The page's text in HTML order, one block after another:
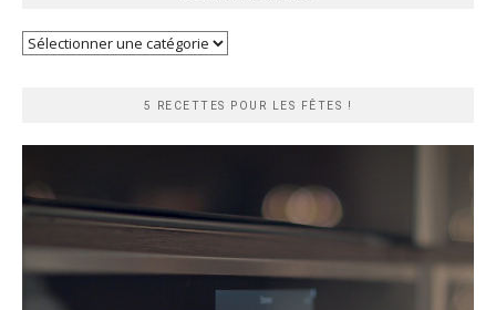
Recherche
5 RECETTES POUR LES FÊTES !